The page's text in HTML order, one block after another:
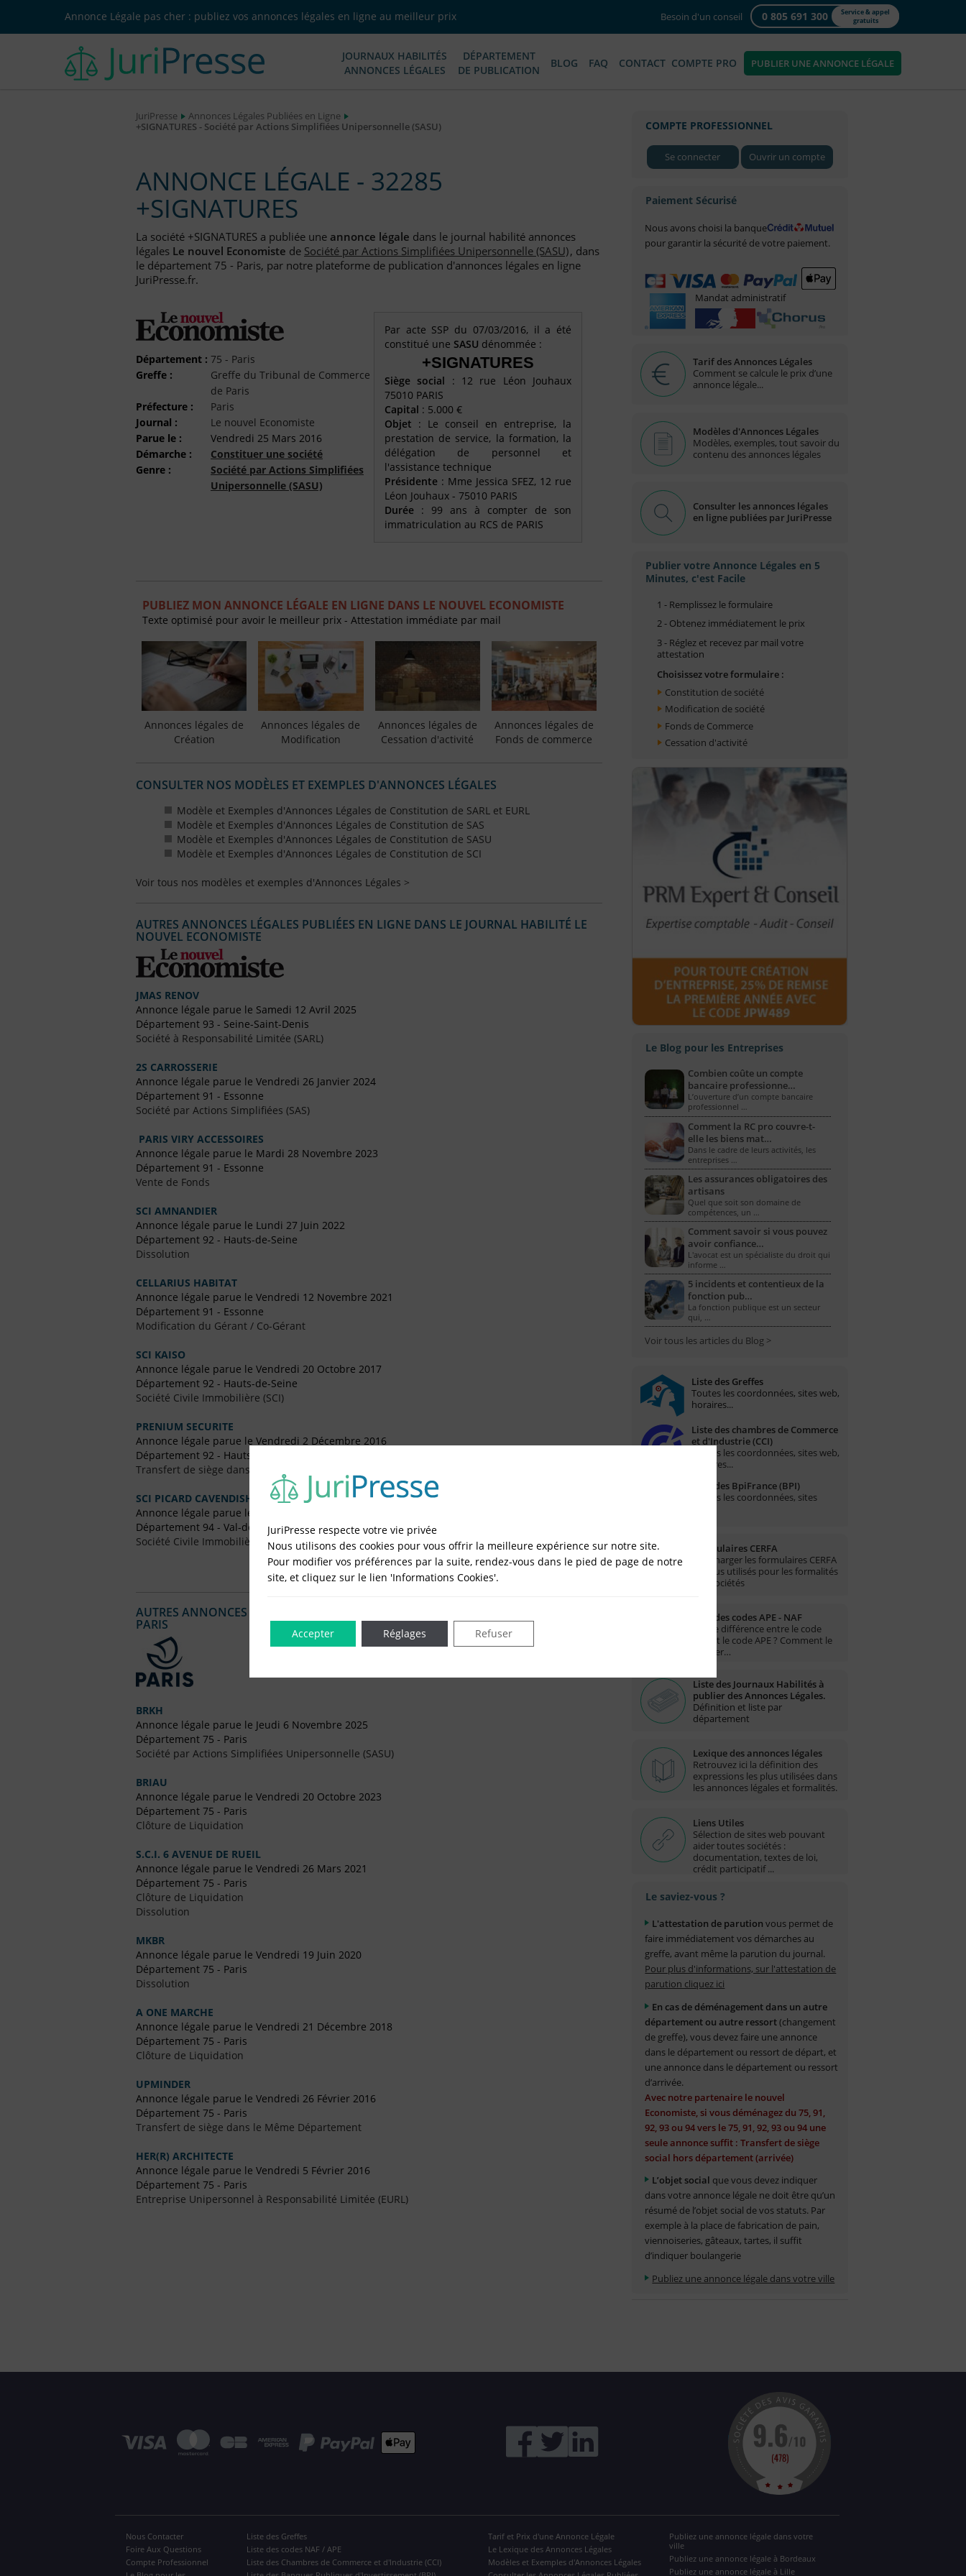
Annonce Légale pas cher : publiez vos annonces légales en ligne au meilleur prix Besoin d'un conseil 0 805 691 300
Service & appel
gratuits
JOURNAUX HABILITÉS
ANNONCES LÉGALES
DÉPARTEMENT
DE PUBLICATION
BLOG FAQ CONTACT COMPTE PRO PUBLIER UNE ANNONCE LÉGALE
JuriPresse
Annonces Légales Publiées en Ligne
+SIGNATURES - Société par Actions Simplifiées Unipersonnelle (SASU)
ANNONCE LÉGALE - 32285
+SIGNATURES
La société +SIGNATURES a publiée une annonce légale dans le journal habilité annonces
légales Le nouvel Economiste de Société par Actions Simplifiées Unipersonnelle (SASU), dans
le département 75 - Paris, par notre plateforme de publication d'annonces légales en ligne
JuriPresse.fr.
Département : 75 - Paris
Greffe :
Greffe du Tribunal de Commerce
de Paris
Préfecture :
Paris
Journal :
Le nouvel Economiste
Parue le :
Vendredi 25 Mars 2016
Démarche :
Constituer une société
Genre :
Société par Actions Simplifiées
Unipersonnelle (SASU)
Par acte SSP du 07/03/2016, il a été
constitué une SASU dénommée :
+SIGNATURES
Siège social : 12 rue Léon Jouhaux
75010 PARIS
Capital : 5.000 €
Objet : Le conseil en entreprise, la
prestation de service, la formation, la
délégation de personnel et
l'assistance technique
Présidente : Mme Jessica SFEZ, 12 rue
Léon Jouhaux - 75010 PARIS
Durée : 99 ans à compter de son
immatriculation au RCS de PARIS
PUBLIEZ MON ANNONCE LÉGALE EN LIGNE DANS LE NOUVEL ECONOMISTE
Texte optimisé pour avoir le meilleur prix - Attestation immédiate par mail
Annonces légales de
Création
Annonces légales de
Modification
Annonces légales de
Cessation d'activité
Annonces légales de
Fonds de commerce
CONSULTER NOS MODÈLES ET EXEMPLES D'ANNONCES LÉGALES
Modèle et Exemples d'Annonces Légales de Constitution de SARL et EURL
Modèle et Exemples d'Annonces Légales de Constitution de SAS
Modèle et Exemples d'Annonces Légales de Constitution de SASU
Modèle et Exemples d'Annonces Légales de Constitution de SCI
Voir tous nos modèles et exemples d'Annonces Légales >
AUTRES ANNONCES LÉGALES PUBLIÉES EN LIGNE DANS LE JOURNAL HABILITÉ LE
NOUVEL ECONOMISTE
JMAS RENOV
Annonce légale parue le Samedi 12 Avril 2025
Département 93 - Seine-Saint-Denis
Société à Responsabilité Limitée (SARL)
2S CARROSSERIE
Annonce légale parue le Vendredi 26 Janvier 2024
Département 91 - Essonne
Société par Actions Simplifiées (SAS)
PARIS VIRY ACCESSOIRES
Annonce légale parue le Mardi 28 Novembre 2023
Département 91 - Essonne
Vente de Fonds
SCI AMNANDIER
Annonce légale parue le Lundi 27 Juin 2022
Département 92 - Hauts-de-Seine
Dissolution
CELLARIUS HABITAT
Annonce légale parue le Vendredi 12 Novembre 2021
Département 91 - Essonne
Modification du Gérant / Co-Gérant
SCI KAISO
Annonce légale parue le Vendredi 20 Octobre 2017
Département 92 - Hauts-de-Seine
Société Civile Immobilière (SCI)
PRENIUM SECURITE
Annonce légale parue le Vendredi 2 Décembre 2016
Département 92 - Hauts-de-Seine
Transfert de siège dans un Autre Département (Arrivée)
SCI PICARD CAVENDISH
Annonce légale parue le Vendredi 17 Juillet 2015
Département 94 - Val-de-Marne
Société Civile Immobilière (SCI)
AUTRES ANNONCES LÉGALES PUBLIÉES EN LIGNE DANS LE DÉPARTEMENT DU 75 -
PARIS
BRKH
Annonce légale parue le Jeudi 6 Novembre 2025
Département 75 - Paris
Société par Actions Simplifiées Unipersonnelle (SASU)
BRIAU
Annonce légale parue le Vendredi 20 Octobre 2023
Département 75 - Paris
Clôture de Liquidation
S.C.I. 6 AVENUE DE RUEIL
Annonce légale parue le Vendredi 26 Mars 2021
Département 75 - Paris
Clôture de Liquidation
Dissolution
MKBR
Annonce légale parue le Vendredi 19 Juin 2020
Département 75 - Paris
Dissolution
A ONE MARCHE
Annonce légale parue le Vendredi 21 Décembre 2018
Département 75 - Paris
Clôture de Liquidation
UPMINDER
Annonce légale parue le Vendredi 26 Février 2016
Département 75 - Paris
Transfert de siège dans le Même Département
HER(R) ARCHITECTE
Annonce légale parue le Vendredi 5 Février 2016
Département 75 - Paris
Entreprise Unipersonnel à Responsabilité Limitée (EURL)
COMPTE PROFESSIONNEL
Se connecter Ouvrir un compte
Paiement Sécurisé
Nous avons choisi la banque
pour garantir la sécurité de votre paiement.
Mandat administratif
Tarif des Annonces Légales
Comment se calcule le prix d’une
annonce légale...
Modèles d'Annonces Légales
Modèles, exemples, tout savoir du
contenu des annonces légales
Consulter les annonces légales
en ligne publiées par JuriPresse
Publier votre Annonce Légales en 5
Minutes, c'est Facile
1 - Remplissez le formulaire
2 - Obtenez immédiatement le prix
3 - Réglez et recevez par mail votre
attestation
Choisissez votre formulaire :
Constitution de société
Modification de société
Fonds de Commerce
Cessation d'activité
Le Blog pour les Entreprises
Combien coûte un compte
bancaire professionne…
L’ouverture d’un compte bancaire
professionnel …
Comment la RC pro couvre-t-
elle les biens mat…
Dans le cadre de leurs activités, les
entreprises …
Les assurances obligatoires des
artisans
Quel que soit son domaine de
compétences, un …
Comment savoir si vous pouvez
avoir confiance…
L'avocat est un spécialiste du droit qui
informe …
5 incidents et contentieux de la
fonction pub…
La fonction publique est un secteur
qui, …
Voir tous les articles du Blog >
Liste des Greffes
Toutes les coordonnées, sites web,
horaires...
Liste des chambres de Commerce
et d'Industrie (CCI)
Toutes les coordonnées, sites web,
horaires...
Liste des BpiFrance (BPI)
Toutes les coordonnées, sites
Formulaires CERFA
Télécharger les formulaires CERFA
les plus utilisés pour les formalités
des sociétés
Liste des codes APE - NAF
Quelle différence entre le code
NAF et le code APE ? Comment le
trouver…
Liste des Journaux Habilités à
publier des Annonces Légales.
Définition et liste par
département
Lexique des annonces légales
Retrouvez ici la définition des
expressions les plus utilisées dans
les annonces légales et formalités.
Liens Utiles
Sélection de sites web pouvant
aider toutes sociétés :
documentation, textes de loi,
crédit participatif ...
Le saviez-vous ?
L'attestation de parution vous permet de
faire immédiatement vos démarches au
greffe, avant même la parution du journal.
Pour plus d'informations, sur l'attestation de
parution cliquez ici
En cas de déménagement dans un autre
département ou autre ressort(changement
de greffe), vous devez faire une annonce
dans le département ou ressort de départ, et
une annonce dans le département ou ressort
d’arrivée.
Avec notre partenaire le nouvel
Economiste, si vous déménagez du 75, 91,
92, 93 ou 94 vers le 75, 91, 92, 93 ou 94 une
seule annonce suffit : Transfert de siège
social hors département (arrivée)
L’objet social que vous devez indiquer
dans votre annonce légale ne doit être qu’un
résumé de l’objet social de vos statuts. Par
exemple à la place de fabrication de pain,
viennoiseries, gâteaux, tartes, il suffit
d’indiquer boulangerie
Publiez une annonce légale dans votre ville
Nous Contacter
Foire Aux Questions
Compte Professionnel
Liste des Greffes
Liste des codes NAF / APE
Liste des Chambres de Commerce et d'Industrie (CCI)
Tarif et Prix d'une Annonce Légale
Le Lexique des Annonces Légales
Modèles et Exemples d'Annonces Légales
Publiez une annonce légale dans votre
ville
Publiez une annonce légale à Bordeaux
Publiez une annonce légale à Lille
JuriPresse respecte votre vie privée
Nous utilisons des cookies pour vous offrir la meilleure expérience sur notre site.
Pour modifier vos préférences par la suite, rendez-vous dans le pied de page de notre
site, et cliquez sur le lien 'Informations Cookies'.
Accepter Refuser
Réglages